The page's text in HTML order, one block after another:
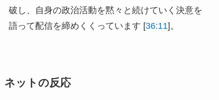
破し、自身の政治活動を黙々と続けていく決意を
語って配信を締めくくっています [36:11]。
ネットの反応